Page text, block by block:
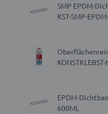
SMP EPDM-
KST-SMP-
EPDM-
600ML